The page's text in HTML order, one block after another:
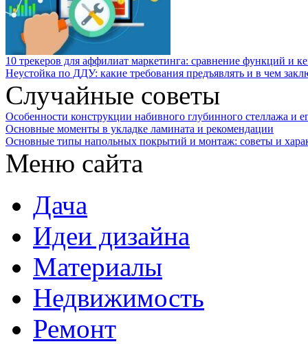
10 трекеров для аффилиат маркетинга: сравнение функций и
Неустойка по ДДУ: какие требования предъявлять и в чем
Случайные советы
Особенности конструкции набивного глубинного стеллажа и
Основные моменты в укладке ламината и рекомендации
Основные типы напольных покрытий и монтаж: советы и
Меню сайта
Дача
Идеи дизайна
Материалы
Недвижимость
Ремонт